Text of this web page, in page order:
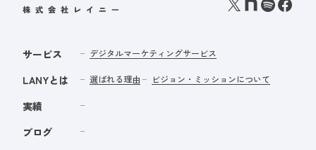
サービス デジタルマーケティングサービス
LANYとは 選ばれる理由 ビジョン・ミッションについて
実績
ブログ